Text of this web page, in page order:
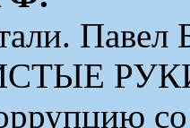
Павел
РУКИ